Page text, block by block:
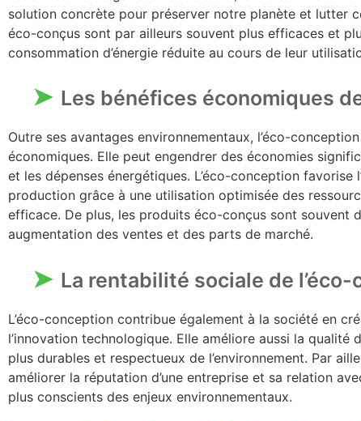
solution concrète pour préserver notre planète et lutter
éco-conçus sont par ailleurs souvent plus efficaces et
consommation d’énergie réduite au cours de leur
Les bénéfices économiques
Outre ses avantages environnementaux, l’éco-
économiques. Elle peut engendrer des économies
et les dépenses énergétiques. L’éco-conception
production grâce à une utilisation optimisée des
efficace. De plus, les produits éco-conçus sont souvent
augmentation des ventes et des parts de marché.
La rentabilité sociale de
L’éco-conception contribue également à la société en
l’innovation technologique. Elle améliore aussi la
plus durables et respectueux de l’environnement. Par
améliorer la réputation d’une entreprise et sa relation
plus conscients des enjeux environnementaux.